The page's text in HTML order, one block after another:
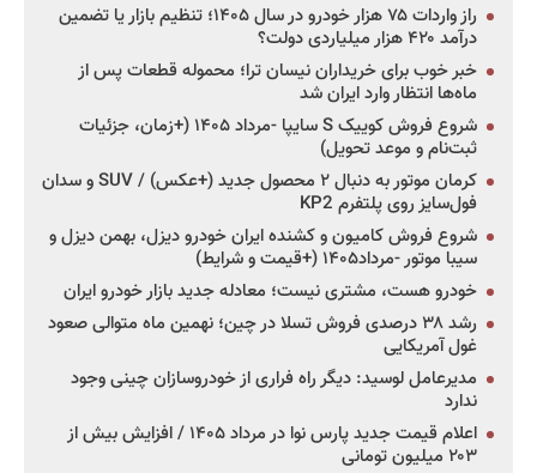
راز واردات ۷۵ هزار خودرو در سال ۱۴۰۵؛ تنظیم بازار یا تضمین
درآمد ۴۲۰ هزار میلیاردی دولت؟
خبر خوب برای خریداران نیسان ترا؛ محموله قطعات پس از
ماه‌ها انتظار وارد ایران شد
شروع فروش کوییک S سایپا -مرداد ۱۴۰۵ (+زمان، جزئیات
ثبت‌نام و موعد تحویل)
کرمان موتور به دنبال ۲ محصول جدید (+عکس) / SUV و سدان
فول‌سایز روی پلتفرم KP2
شروع فروش کامیون و کشنده ایران خودرو دیزل، بهمن دیزل و
سیبا موتور -مرداد۱۴۰۵ (+قیمت و شرایط)
خودرو هست، مشتری نیست؛ معادله جدید بازار خودرو ایران
رشد ۳۸ درصدی فروش تسلا در چین؛ نهمین ماه متوالی صعود
غول آمریکایی
مدیرعامل لوسید: دیگر راه فراری از خودروسازان چینی وجود
ندارد
اعلام قیمت جدید پارس نوا در مرداد ۱۴۰۵ / افزایش بیش از
۲۰۳ میلیون تومانی